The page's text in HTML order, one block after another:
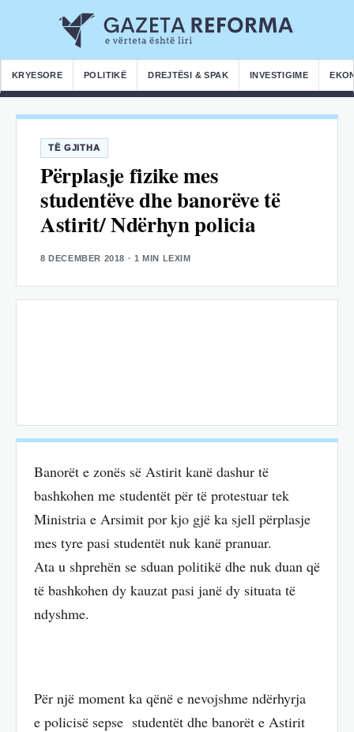
KRYESORE POLITIKË DREJTËSI & SPAK INVESTIGIME
TË GJITHA
Përplasje fizike mes
studentëve dhe banorëve të
Astirit/ Ndërhyn policia
8 DECEMBER 2018 · 1 MIN LEXIM
Banorët e zonës së Astirit kanë dashur të
bashkohen me studentët për të protestuar tek
Ministria e Arsimit por kjo gjë ka sjell përplasje
mes tyre pasi studentët nuk kanë pranuar.
Ata u shprehën se sduan politikë dhe nuk duan që
të bashkohen dy kauzat pasi janë dy situata të
ndyshme.
Për një moment ka qënë e nevojshme ndërhyrja
e policisë sepse studentët dhe banorët e Astirit